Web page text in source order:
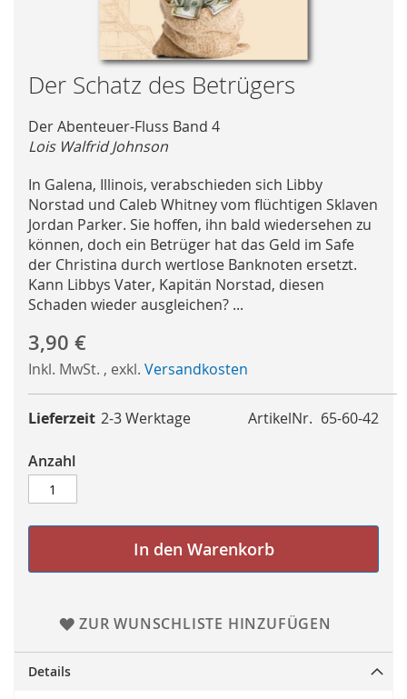
Skip
to
the
beginning
of
the
images
gallery
Der Schatz des Betrügers
Der Abenteuer-Fluss Band 4
Lois Walfrid Johnson
In Galena, Illinois, verabschieden sich Libby
Norstad und Caleb Whitney vom flüchtigen Sklaven
Jordan Parker. Sie hoffen, ihn bald wiedersehen zu
können, doch ein Betrüger hat das Geld im Safe
der Christina durch wertlose Banknoten ersetzt.
Kann Libbys Vater, Kapitän Norstad, diesen
Schaden wieder ausgleichen? ...
3,90 €
Inkl. MwSt. , exkl. Versandkosten
ArtikelNr. 65-60-42
Lieferzeit 2-3 Werktage
Anzahl
In den Warenkorb
ZUR WUNSCHLISTE HINZUFÜGEN
Details